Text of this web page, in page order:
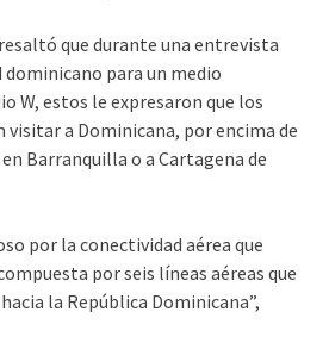
que durante una entrevista
para un medio
W, estos le expresaron que los
a Dominicana, por encima de
Barranquilla o a Cartagena de
por la conectividad aérea que
por seis líneas aéreas que
la República Dominicana”,